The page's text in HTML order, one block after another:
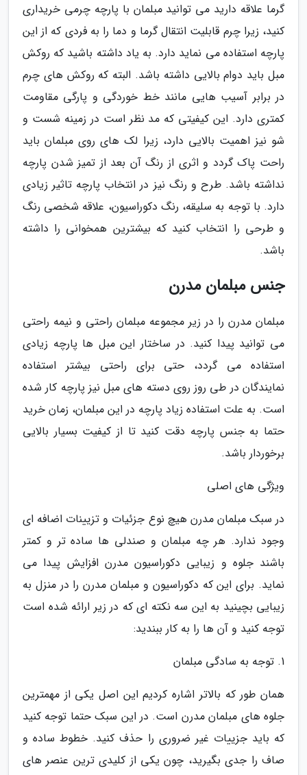
گرما علاقه دارید می توانید مبلمان با پارچه چرمی خریداری
کنید، زیرا چرم قابلیت انتقال گرما و دما را به فردی که از این
پارچه استفاده می نماید دارد. به یاد داشته باشید که روکش
مبل باید دوام بالایی داشته باشد. البته که روکش های چرم
در برابر آسیب هایی مانند خط خوردگی و پارگی مقاومت
کمتری دارد. این کیفیتی که مد نظر است در زمینه شست و
شو نیز اهمیت بالایی دارد، زیرا لک های روی مبلمان باید
راحت پاک گردد و اثری از رنگ آن بعد از تمیز شدن پارچه
نداشته باشد. طرح و رنگ نیز در انتخاب پارچه تاثیر زیادی
دارد. با توجه به سلیقه، رنگ دکوراسیون، علاقه شخصی رنگ
و طرحی را انتخاب کنید که بیشترین همخوانی را داشته
باشد.
جنس مبلمان مدرن
مبلمان مدرن را در زیر مجموعه مبلمان راحتی و نیمه راحتی
می توانید پیدا کنید. در ساختار این مبل ها پارچه زیادی
استفاده می گردد، حتی برای راحتی بیشتر استفاده
نمایندگان در طی روز روی دسته های مبل نیز پارچه کار شده
است. به علت استفاده زیاد پارچه در این مبلمان، زمان خرید
حتما به جنس پارچه دقت کنید تا از کیفیت بسیار بالایی
برخوردار باشد.
ویژگی های اصلی
در سبک مبلمان مدرن هیچ نوع جزئیات و تزیینات اضافه ای
وجود ندارد. هر چه مبلمان و صندلی ها ساده تر و کمتر
باشند جلوه و زیبایی دکوراسیون مدرن افزایش پیدا می
نماید. برای این که دکوراسیون و مبلمان مدرن را در منزل به
زیبایی بچینید به این سه نکته ای که در زیر ارائه شده است
توجه کنید و آن ها را به کار ببندید:
1. توجه به سادگی مبلمان
همان طور که بالاتر اشاره کردیم این اصل یکی از مهمترین
جلوه های مبلمان مدرن است. در این سبک حتما توجه کنید
که باید جزییات غیر ضروری را حذف کنید. خطوط ساده و
صاف را جدی بگیرید، چون یکی از کلیدی ترین عنصر های